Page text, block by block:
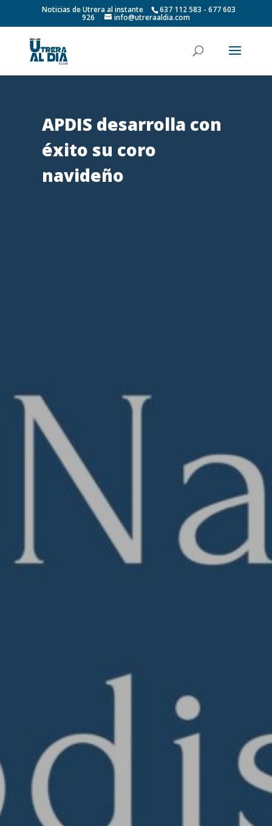
Noticias de Utrera al instante 637 112 583 - 677 603
926 info@utreraaldia.com
APDIS desarrolla con
éxito su coro
navideño